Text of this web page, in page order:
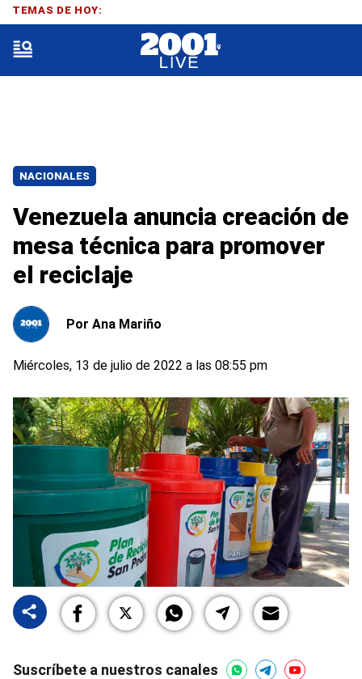
NACIONALES
Venezuela anuncia creación de
mesa técnica para promover
el reciclaje
Por Ana Mariño
Miércoles, 13 de julio de 2022 a las 08:55 pm
Suscríbete a nuestros canales
TEMAS DE HOY: